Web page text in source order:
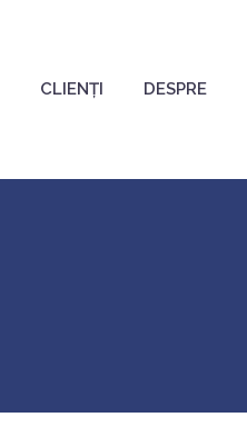
CLIENȚI DESPRE